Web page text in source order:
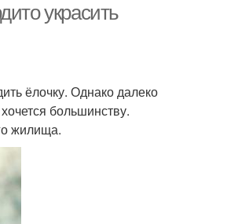
украсить
ёлочку. Однако далеко
большинству.
жилища.